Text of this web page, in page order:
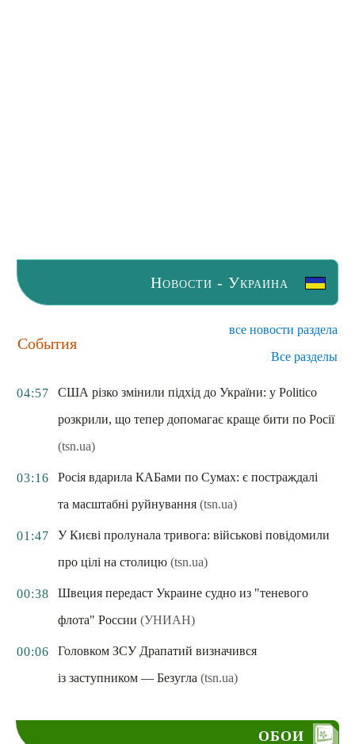
Новости - Украина
События
все новости раздела
Все разделы
04:57
США різко змінили підхід до України: у Politico
розкрили, що тепер допомагає краще бити по Росії
(tsn.ua)
03:16
Росія вдарила КАБами по Сумах: є постраждалі
та масштабні руйнування (tsn.ua)
01:47
У Києві пролунала тривога: військові повідомили
про цілі на столицю (tsn.ua)
00:38
Швеция передаст Украине судно из "теневого
флота" России (УНИАН)
00:06
Головком ЗСУ Драпатий визначився
із заступником — Безугла (tsn.ua)
ОБОИ